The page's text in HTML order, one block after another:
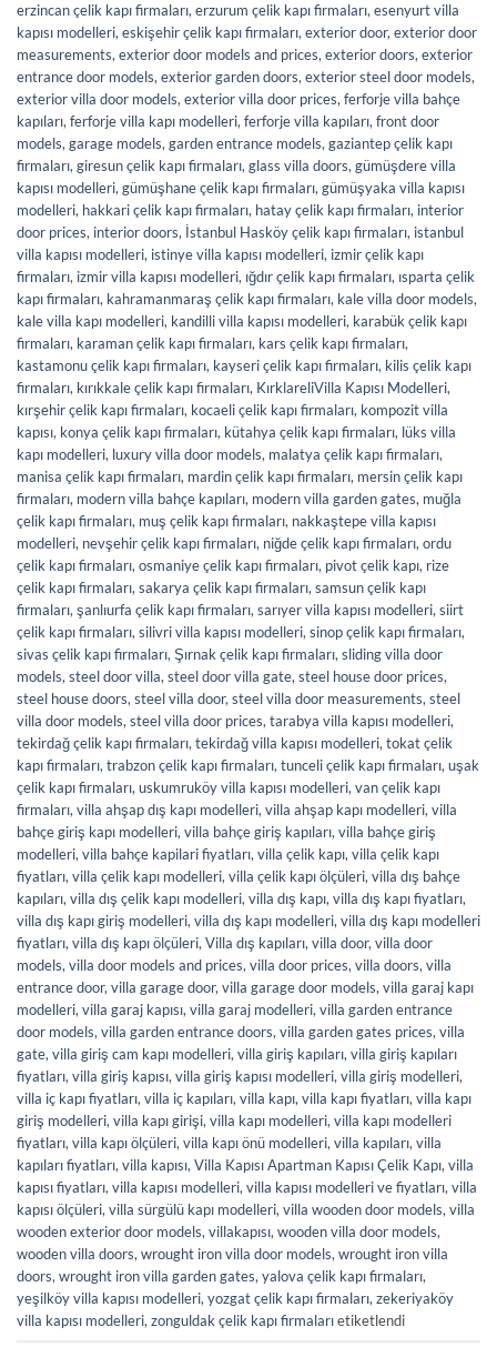
erzincan çelik kapı firmaları, erzurum çelik kapı firmaları, esenyurt villa
kapısı modelleri, eskişehir çelik kapı firmaları, exterior door, exterior door
measurements, exterior door models and prices, exterior doors, exterior
entrance door models, exterior garden doors, exterior steel door models,
exterior villa door models, exterior villa door prices, ferforje villa bahçe
kapıları, ferforje villa kapı modelleri, ferforje villa kapıları, front door
models, garage models, garden entrance models, gaziantep çelik kapı
firmaları, giresun çelik kapı firmaları, glass villa doors, gümüşdere villa
kapısı modelleri, gümüşhane çelik kapı firmaları, gümüşyaka villa kapısı
modelleri, hakkari çelik kapı firmaları, hatay çelik kapı firmaları, interior
door prices, interior doors, İstanbul Hasköy çelik kapı firmaları, istanbul
villa kapısı modelleri, istinye villa kapısı modelleri, izmir çelik kapı
firmaları, izmir villa kapısı modelleri, ığdır çelik kapı firmaları, ısparta çelik
kapı firmaları, kahramanmaraş çelik kapı firmaları, kale villa door models,
kale villa kapı modelleri, kandilli villa kapısı modelleri, karabük çelik kapı
firmaları, karaman çelik kapı firmaları, kars çelik kapı firmaları,
kastamonu çelik kapı firmaları, kayseri çelik kapı firmaları, kilis çelik kapı
firmaları, kırıkkale çelik kapı firmaları, KırklareliVilla Kapısı Modelleri,
kırşehir çelik kapı firmaları, kocaeli çelik kapı firmaları, kompozit villa
kapısı, konya çelik kapı firmaları, kütahya çelik kapı firmaları, lüks villa
kapı modelleri, luxury villa door models, malatya çelik kapı firmaları,
manisa çelik kapı firmaları, mardin çelik kapı firmaları, mersin çelik kapı
firmaları, modern villa bahçe kapıları, modern villa garden gates, muğla
çelik kapı firmaları, muş çelik kapı firmaları, nakkaştepe villa kapısı
modelleri, nevşehir çelik kapı firmaları, niğde çelik kapı firmaları, ordu
çelik kapı firmaları, osmaniye çelik kapı firmaları, pivot çelik kapı, rize
çelik kapı firmaları, sakarya çelik kapı firmaları, samsun çelik kapı
firmaları, şanlıurfa çelik kapı firmaları, sarıyer villa kapısı modelleri, siirt
çelik kapı firmaları, silivri villa kapısı modelleri, sinop çelik kapı firmaları,
sivas çelik kapı firmaları, Şırnak çelik kapı firmaları, sliding villa door
models, steel door villa, steel door villa gate, steel house door prices,
steel house doors, steel villa door, steel villa door measurements, steel
villa door models, steel villa door prices, tarabya villa kapısı modelleri,
tekirdağ çelik kapı firmaları, tekirdağ villa kapısı modelleri, tokat çelik
kapı firmaları, trabzon çelik kapı firmaları, tunceli çelik kapı firmaları, uşak
çelik kapı firmaları, uskumruköy villa kapısı modelleri, van çelik kapı
firmaları, villa ahşap dış kapı modelleri, villa ahşap kapı modelleri, villa
bahçe giriş kapı modelleri, villa bahçe giriş kapıları, villa bahçe giriş
modelleri, villa bahçe kapilari fiyatları, villa çelik kapı, villa çelik kapı
fiyatları, villa çelik kapı modelleri, villa çelik kapı ölçüleri, villa dış bahçe
kapıları, villa dış çelik kapı modelleri, villa dış kapı, villa dış kapı fiyatları,
villa dış kapı giriş modelleri, villa dış kapı modelleri, villa dış kapı modelleri
fiyatları, villa dış kapı ölçüleri, Villa dış kapıları, villa door, villa door
models, villa door models and prices, villa door prices, villa doors, villa
entrance door, villa garage door, villa garage door models, villa garaj kapı
modelleri, villa garaj kapısı, villa garaj modelleri, villa garden entrance
door models, villa garden entrance doors, villa garden gates prices, villa
gate, villa giriş cam kapı modelleri, villa giriş kapıları, villa giriş kapıları
fiyatları, villa giriş kapısı, villa giriş kapısı modelleri, villa giriş modelleri,
villa iç kapı fiyatları, villa iç kapıları, villa kapı, villa kapı fiyatları, villa kapı
giriş modelleri, villa kapı girişi, villa kapı modelleri, villa kapı modelleri
fiyatları, villa kapı ölçüleri, villa kapı önü modelleri, villa kapıları, villa
kapıları fiyatları, villa kapısı, Villa Kapısı Apartman Kapısı Çelik Kapı, villa
kapısı fiyatları, villa kapısı modelleri, villa kapısı modelleri ve fiyatları, villa
kapısı ölçüleri, villa sürgülü kapı modelleri, villa wooden door models, villa
wooden exterior door models, villakapısı, wooden villa door models,
wooden villa doors, wrought iron villa door models, wrought iron villa
doors, wrought iron villa garden gates, yalova çelik kapı firmaları,
yeşilköy villa kapısı modelleri, yozgat çelik kapı firmaları, zekeriyaköy
villa kapısı modelleri, zonguldak çelik kapı firmalarıetiketlendi